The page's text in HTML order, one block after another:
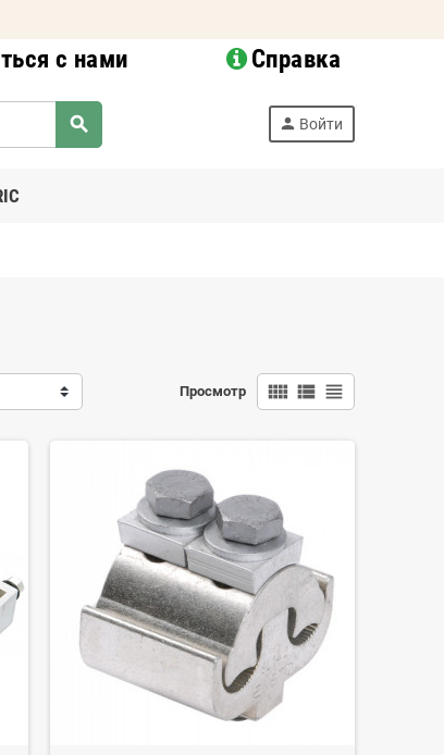
с нами Справка
search person Войти
Просмотр view_comfy view_list view_headline